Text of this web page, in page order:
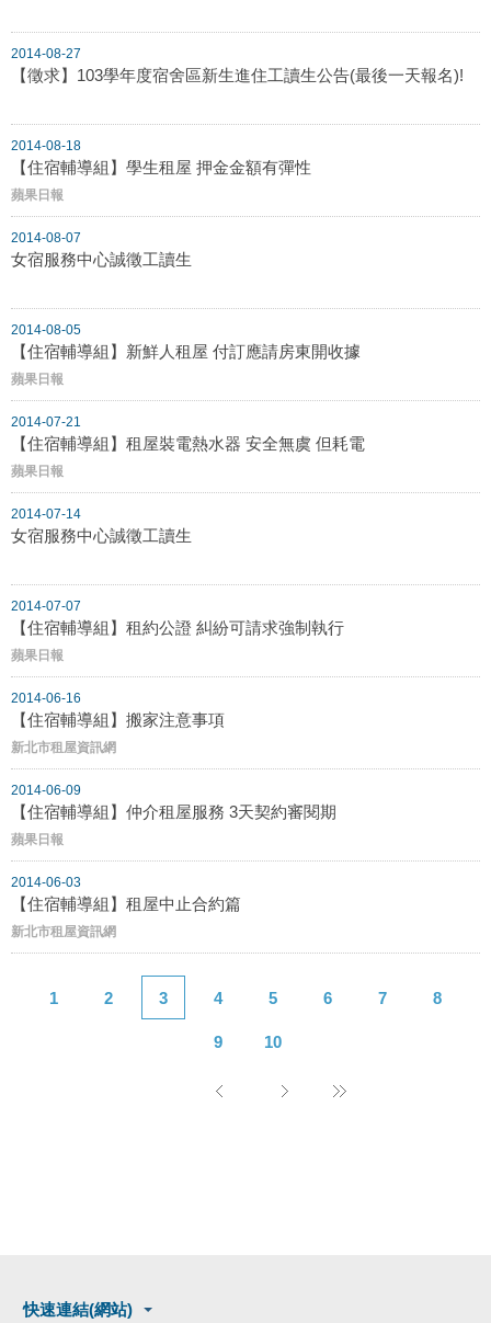
2014-08-27
【徵求】103學年度宿舍區新生進住工讀生公告(最後一天報名)!
2014-08-18
【住宿輔導組】學生租屋 押金金額有彈性
蘋果日報
2014-08-07
女宿服務中心誠徵工讀生
2014-08-05
【住宿輔導組】新鮮人租屋 付訂應請房東開收據
蘋果日報
2014-07-21
【住宿輔導組】租屋裝電熱水器 安全無虞 但耗電
蘋果日報
2014-07-14
女宿服務中心誠徵工讀生
2014-07-07
【住宿輔導組】租約公證 糾紛可請求強制執行
蘋果日報
2014-06-16
【住宿輔導組】搬家注意事項
新北市租屋資訊網
2014-06-09
【住宿輔導組】仲介租屋服務 3天契約審閱期
蘋果日報
2014-06-03
【住宿輔導組】租屋中止合約篇
新北市租屋資訊網
1 2 3 4 5 6 7 8
9 10
快速連結(網站)